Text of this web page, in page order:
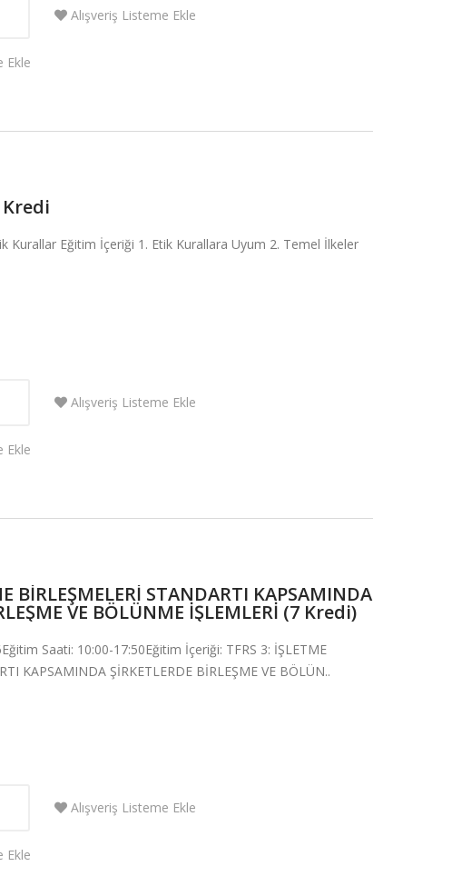
Alışveriş Listeme Ekle
Ekle
Kurallar Eğitim İçeriği 1. Etik Kurallara Uyum 2. Temel İlkeler
Alışveriş Listeme Ekle
Ekle
BİRLEŞMELERİ STANDARTI KAPSAMINDA
VE BÖLÜNME İŞLEMLERİ (7 Kredi)
Saati: 10:00-17:50Eğitim İçeriği: TFRS 3: İŞLETME
KAPSAMINDA ŞİRKETLERDE BİRLEŞME VE BÖLÜN..
Alışveriş Listeme Ekle
Ekle